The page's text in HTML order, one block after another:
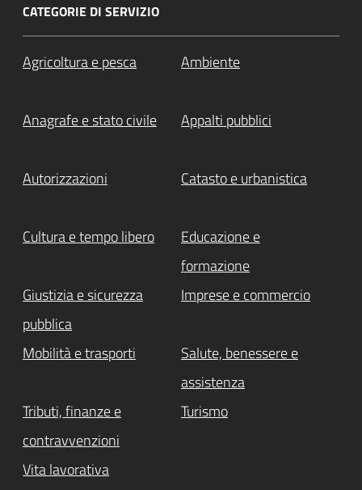
CATEGORIE DI SERVIZIO
Agricoltura e pesca Ambiente
Anagrafe e stato civile Appalti pubblici
Autorizzazioni Catasto e urbanistica
Cultura e tempo libero
Educazione e
formazione
Giustizia e sicurezza
pubblica
Imprese e commercio
Mobilità e trasporti
Salute, benessere e
assistenza
Tributi, finanze e
contravvenzioni
Turismo
Vita lavorativa